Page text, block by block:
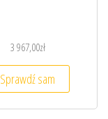
3 967,00zł
Sprawdź sam